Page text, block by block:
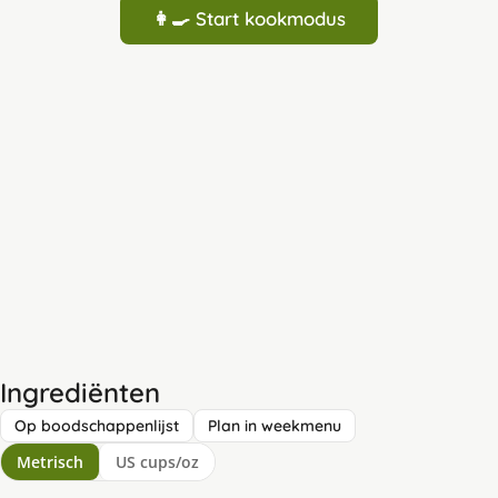
👩‍🍳 Start kookmodus
Ingrediënten
Op boodschappenlijst Plan in weekmenu
Metrisch US cups/oz